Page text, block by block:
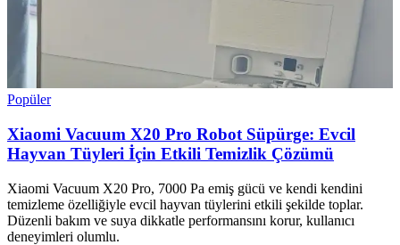
Popüler
Xiaomi Vacuum X20 Pro Robot Süpürge: Evcil
Hayvan Tüyleri İçin Etkili Temizlik Çözümü
Xiaomi Vacuum X20 Pro, 7000 Pa emiş gücü ve kendi kendini
temizleme özelliğiyle evcil hayvan tüylerini etkili şekilde toplar.
Düzenli bakım ve suya dikkatle performansını korur, kullanıcı
deneyimleri olumlu.